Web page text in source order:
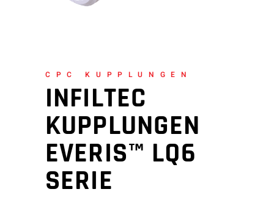
CPC KUPPLUNGEN
INFILTEC
KUPPLUNGEN
EVERIS™ LQ6
SERIE